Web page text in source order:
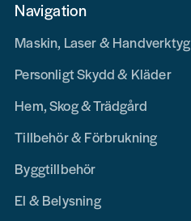
Navigation
Maskin, Laser & Handverktyg
Personligt Skydd & Kläder
Hem, Skog & Trädgård
Tillbehör & Förbrukning
Byggtillbehör
El & Belysning